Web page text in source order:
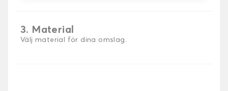
3. Material
Välj material för dina omslag.